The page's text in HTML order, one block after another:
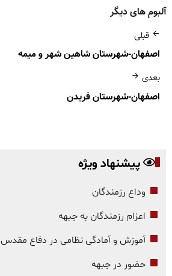
آلبوم های دیگر
قبلی
اصفهان-شهرستان شاهین شهر و میمه
بعدی
اصفهان-شهرستان فریدن
پیشنهاد ویژه
وداع رزمندگان
اعزام رزمندگان به جبهه
آموزش و آمادگی نظامی در دفاع مقدس
حضور در جبهه